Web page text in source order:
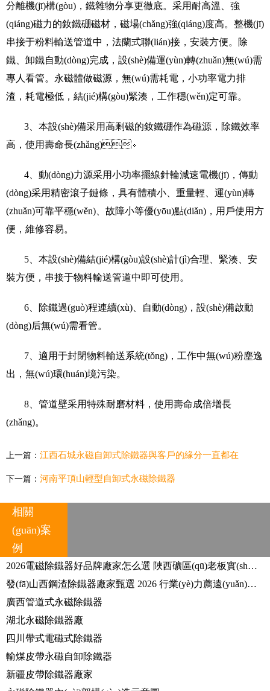
分離機(jī)構(gòu)，鐵雜物分享更徹底。采用耐高溫、強
(qiáng)磁力的釹鐵硼磁材，磁場(chǎng)強(qiáng)度高。整機(jī)
串接于粉料輸送管道中，法蘭式聯(lián)接，安裝方便。除
鐵、卸鐵自動(dòng)完成，設(shè)備運(yùn)轉(zhuǎn)無(wú)需
專人看管。永磁體做磁源，無(wú)需耗電，小功率電力排
渣，耗電極低，結(jié)構(gòu)緊湊，工作穩(wěn)定可靠。
3、本設(shè)備采用高剩磁的釹鐵硼作為磁源，除鐵效率
高，使用壽命長(zhǎng)。
4、動(dòng)力源采用小功率擺線針輪減速電機(jī)，傳動
(dòng)采用精密滾子鏈條，具有體積小、重量輕、運(yùn)轉
(zhuǎn)可靠平穩(wěn)、故障小等優(yōu)點(diǎn)，用戶使用方
便，維修容易。
5、本設(shè)備結(jié)構(gòu)設(shè)計(jì)合理、緊湊、安
裝方便，串接于物料輸送管道中即可使用。
6、除鐵過(guò)程連續(xù)、自動(dòng)，設(shè)備啟動
(dòng)后無(wú)需看管。
7、適用于封閉物料輸送系統(tǒng)，工作中無(wú)粉塵逸
出，無(wú)環(huán)境污染。
8、管道壁采用特殊耐磨材料，使用壽命成倍增長
(zhǎng)。
上一篇： 江西石城永磁自卸式除鐵器與客戶的緣分一直都在
下一篇： 河南平頂山輕型自卸式永磁除鐵器
相關
(guān)案
例
2026電磁除鐵器好品牌廠家怎么選 陜西礦區(qū)老板實(shí)戰(zhàn)使用心得分享
發(fā)山西鋼渣除鐵器廠家甄選 2026 行業(yè)力薦遠(yuǎn)力磁電專業(yè)廠商
廣西管道式永磁除鐵器
湖北永磁除鐵器廠
四川帶式電磁式除鐵器
輸煤皮帶永磁自卸除鐵器
新疆皮帶除鐵器廠家